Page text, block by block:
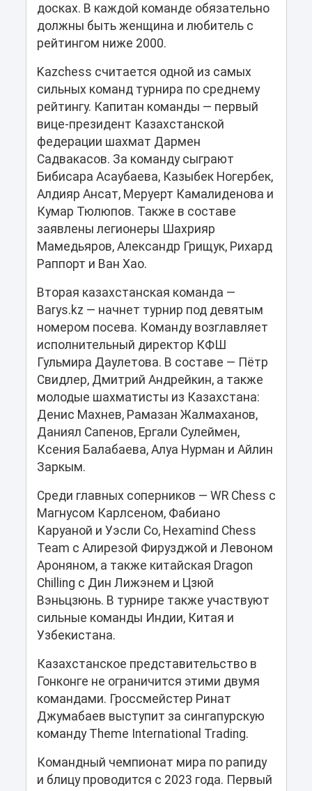
досках. В каждой команде обязательно
должны быть женщина и любитель с
рейтингом ниже 2000.
Kazchess считается одной из самых
сильных команд турнира по среднему
рейтингу. Капитан команды — первый
вице-президент Казахстанской
федерации шахмат Дармен
Садвакасов. За команду сыграют
Бибисара Асаубаева, Казыбек Ногербек,
Алдияр Ансат, Меруерт Камалиденова и
Кумар Тюлюпов. Также в составе
заявлены легионеры Шахрияр
Мамедьяров, Александр Грищук, Рихард
Раппорт и Ван Хао.
Вторая казахстанская команда —
Barys.kz — начнет турнир под девятым
номером посева. Команду возглавляет
исполнительный директор КФШ
Гульмира Даулетова. В составе — Пётр
Свидлер, Дмитрий Андрейкин, а также
молодые шахматисты из Казахстана:
Денис Махнев, Рамазан Жалмаханов,
Даниял Сапенов, Ергали Сулеймен,
Ксения Балабаева, Алуа Нурман и Айлин
Заркым.
Среди главных соперников — WR Chess с
Магнусом Карлсеном, Фабиано
Каруаной и Уэсли Со, Hexamind Chess
Team с Алирезой Фирузджой и Левоном
Ароняном, а также китайская Dragon
Chilling с Дин Лижэнем и Цзюй
Вэньцзюнь. В турнире также участвуют
сильные команды Индии, Китая и
Узбекистана.
Казахстанское представительство в
Гонконге не ограничится этими двумя
командами. Гроссмейстер Ринат
Джумабаев выступит за сингапурскую
команду Theme International Trading.
Командный чемпионат мира по рапиду
и блицу проводится с 2023 года. Первый